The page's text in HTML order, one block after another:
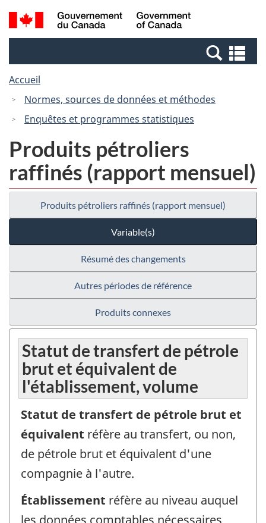
Passer
au
Passer
à
Canada
Recherche
et
et
Accueil
Normes, sources de données et méthodes
Enquêtes et programmes statistiques
Produits pétroliers
raffinés (rapport mensuel)
Produits pétroliers raffinés (rapport mensuel)
Variable(s)
Résumé des changements
Autres périodes de référence
Produits connexes
Statut de transfert de pétrole
brut et équivalent de
l'établissement, volume
Statut de transfert de pétrole brut et
équivalent réfère au transfert, ou non,
de pétrole brut et équivalent d'une
compagnie à l'autre.
Établissement réfère au niveau auquel
les données comptables nécessaires